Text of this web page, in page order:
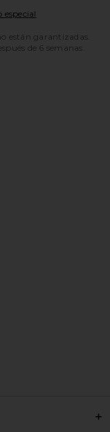
especial
están garantizadas.
de 6 semanas.